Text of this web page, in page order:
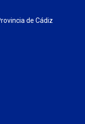
de Cádiz